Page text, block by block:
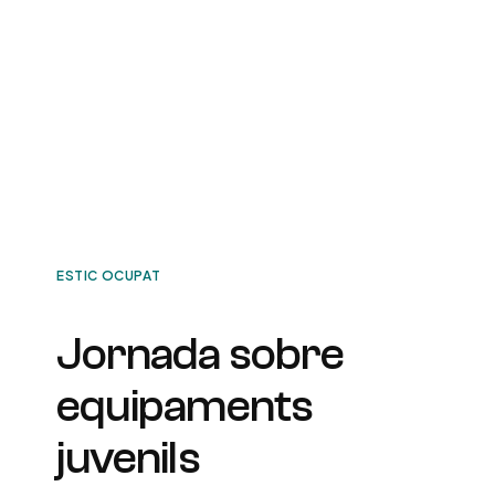
ESTIC OCUPAT
Jornada sobre
equipaments
juvenils